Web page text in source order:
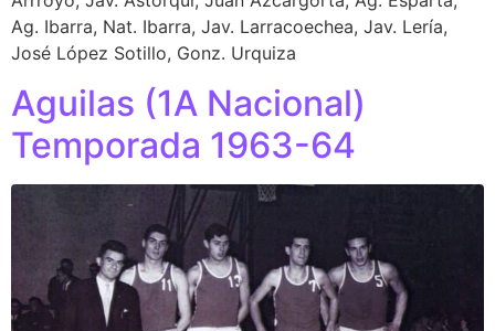
Ag. Ibarra, Nat. Ibarra, Jav. Larracoechea, Jav. Lería,
José López Sotillo, Gonz. Urquiza
Aguilas (1A Nacional)
Temporada 1963-64